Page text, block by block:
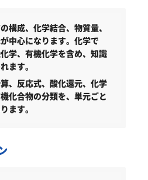
構成、化学結合、物質量、
中心になります。化学で
学、有機化学を含め、知識
ます。
、反応式、酸化還元、化学
化合物の分類を、単元ごと
ます。